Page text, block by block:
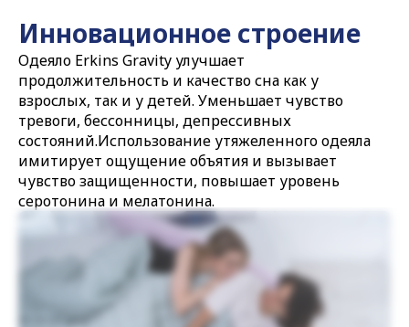
Инновационное строение
Одеяло Erkins Gravity улучшает
продолжительность и качество сна как у
взрослых, так и у детей. Уменьшает чувство
тревоги, бессонницы, депрессивных
состояний.Использование утяжеленного одеяла
имитирует ощущение объятия и вызывает
чувство защищенности, повышает уровень
серотонина и мелатонина.